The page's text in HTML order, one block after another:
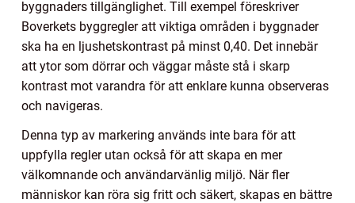
byggnaders tillgänglighet. Till exempel föreskriver
Boverkets byggregler att viktiga områden i byggnader
ska ha en ljushetskontrast på minst 0,40. Det innebär
att ytor som dörrar och väggar måste stå i skarp
kontrast mot varandra för att enklare kunna observeras
och navigeras.
Denna typ av markering används inte bara för att
uppfylla regler utan också för att skapa en mer
välkomnande och användarvänlig miljö. När fler
människor kan röra sig fritt och säkert, skapas en bättre